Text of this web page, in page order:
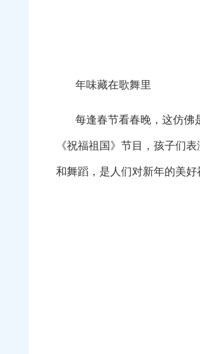
年味藏在歌舞里
每逢春节看春晚，这仿佛
《祝福祖国》节目，孩子们
和舞蹈，是人们对新年的美